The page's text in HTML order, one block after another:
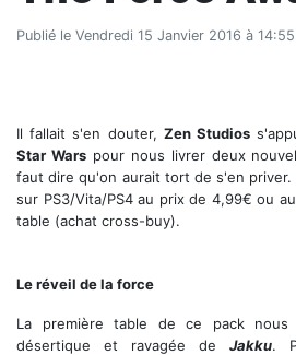
Publié le Vendredi 15 Janvier 2016 à
Il fallait s'en douter, Zen Studios
Star Warspour nous livrer deux
faut dire qu'on aurait tort de s'en
sur PS3/Vita/PS4 au prix de 4,99€ ou
table (achat cross-buy).
Le réveil de la force
La première table de ce pack nous
désertique et ravagée de Jakku.